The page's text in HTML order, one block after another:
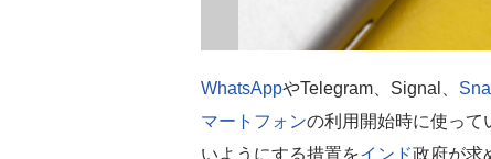
WhatsAppやTelegram、Signal、
マートフォンの利用開始時に使って
いようにする措置をインド政府が求